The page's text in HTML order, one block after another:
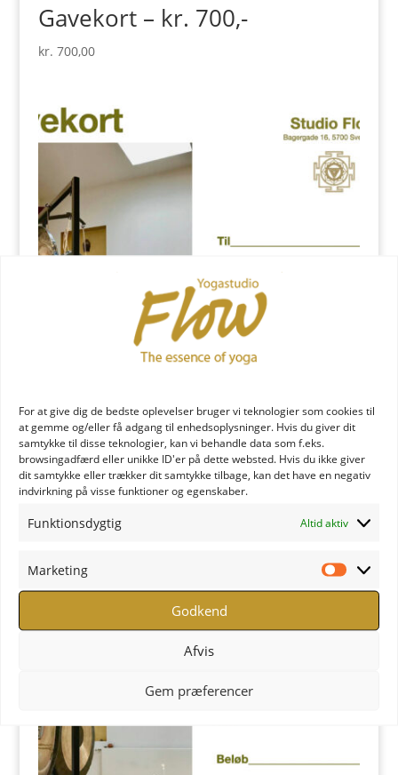
For at give dig de bedste oplevelser bruger vi teknologier som cookies til
at gemme og/eller få adgang til enhedsoplysninger. Hvis du giver dit
samtykke til disse teknologier, kan vi behandle data som f.eks.
browsingadfærd eller unikke ID'er på dette websted. Hvis du ikke giver
dit samtykke eller trækker dit samtykke tilbage, kan det have en negativ
indvirkning på visse funktioner og egenskaber.
Funktionsdygtig Altid aktiv
Marketing
Godkend
Afvis
Gem præferencer
Gavekort – kr. 700,-
kr. 700,00
Gavekort – kr. 1500,-
kr. 1.500,00